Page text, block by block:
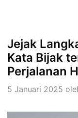
Jejak
Kata Bijak
Perjalanan
5 Januari 2025